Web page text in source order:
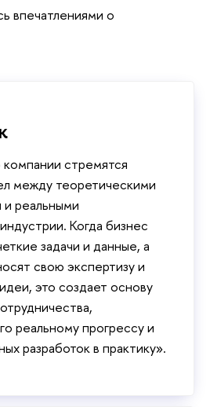
впечатлениями о
стремятся
между теоретическими
реальными
Когда бизнес
задачи и данные, а
свою экспертизу и
это создает основу
реальному прогрессу и
разработок в практику».